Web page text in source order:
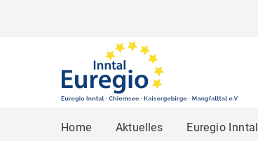
Home Aktuelles Euregio Inntal